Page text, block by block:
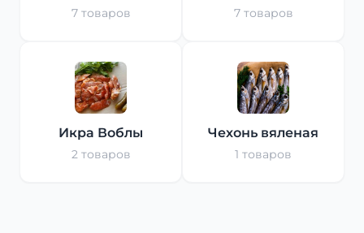
7 товаров 7 товаров
Икра Воблы
2 товаров
Чехонь вяленая
1 товаров